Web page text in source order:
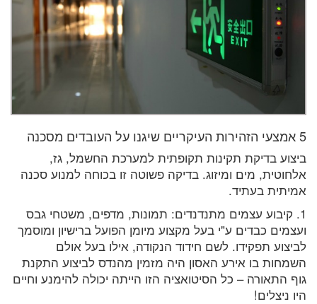
5 אמצעי הזהירות העיקריים שיגנו על העובדים מסכנה
ביצוע בדיקת תקינות תקופתית למערכת החשמל, גז,
אלחוטית, מים ומיזוג. בדיקה פשוטה זו בכוחה למנוע סכנה
אמיתית בעתיד.
1. קיבוע עצמים מתנדנדים: תמונות, מדפים, משטחי גבס
ועצמים כבדים ע"י בעל מקצוע מיומן הפועל ברישיון ומוסמך
לביצוע תפקידו. לשם חידוד הנקודה, אילו בעל אולם
השמחות בו אירע האסון היה מזמין מהנדס לביצוע התקנת
גוף התאורה – כל הסיטואציה הזו הייתה יכולה להימנע וחיים
היו ניצלים!